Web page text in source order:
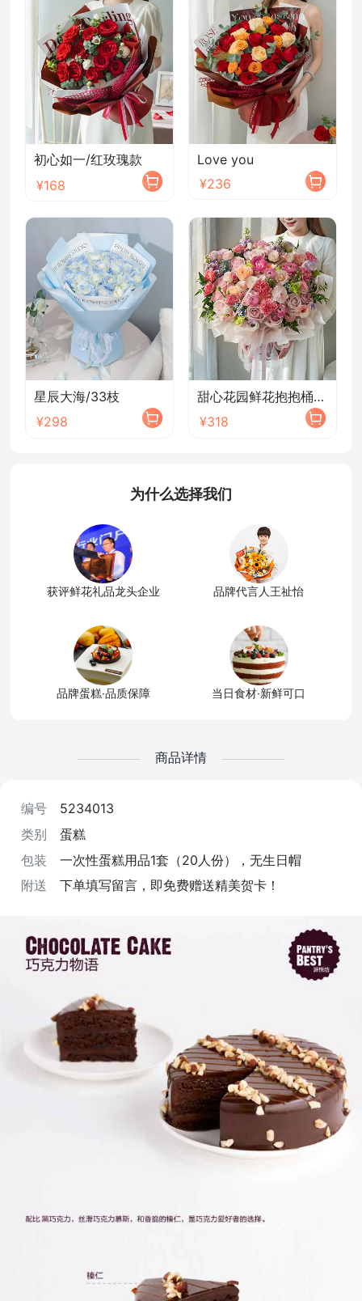
初心如一/红玫瑰款
¥168
Love you
¥236
星辰大海/33枝
¥298
甜心花园鲜花抱抱桶/2026新款
¥318
为什么选择我们
获评鲜花礼品龙头企业 品牌代言人王祉怡
品牌蛋糕·品质保障 当日食材·新鲜可口
商品详情
编号
5234013
类别
蛋糕
包装
一次性蛋糕用品1套（20人份），无生日帽
附送
下单填写留言，即免费赠送精美贺卡！